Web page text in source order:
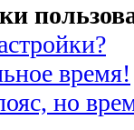
время!
но